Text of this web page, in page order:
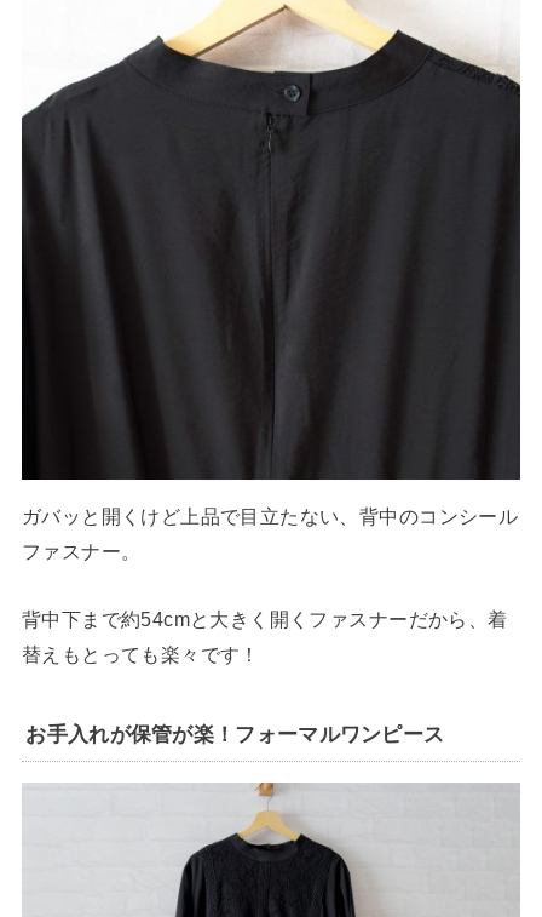
ガバッと開くけど上品で目立たない、背中のコンシール
ファスナー。
背中下まで約54cmと大きく開くファスナーだから、着
替えもとっても楽々です！
お手入れが保管が楽！フォーマルワンピース